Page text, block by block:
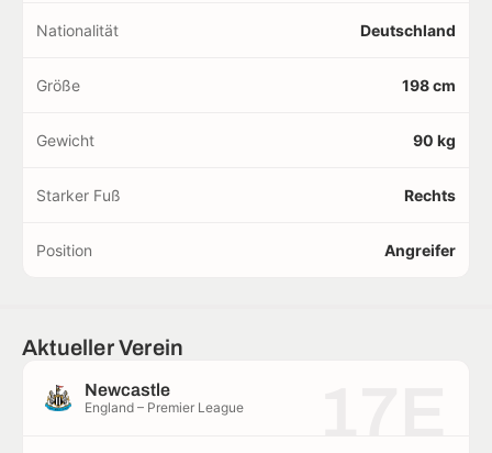
Nationalität Deutschland
Größe 198 cm
Gewicht 90 kg
Starker Fuß Rechts
Position Angreifer
Aktueller Verein
Newcastle
England – Premier League